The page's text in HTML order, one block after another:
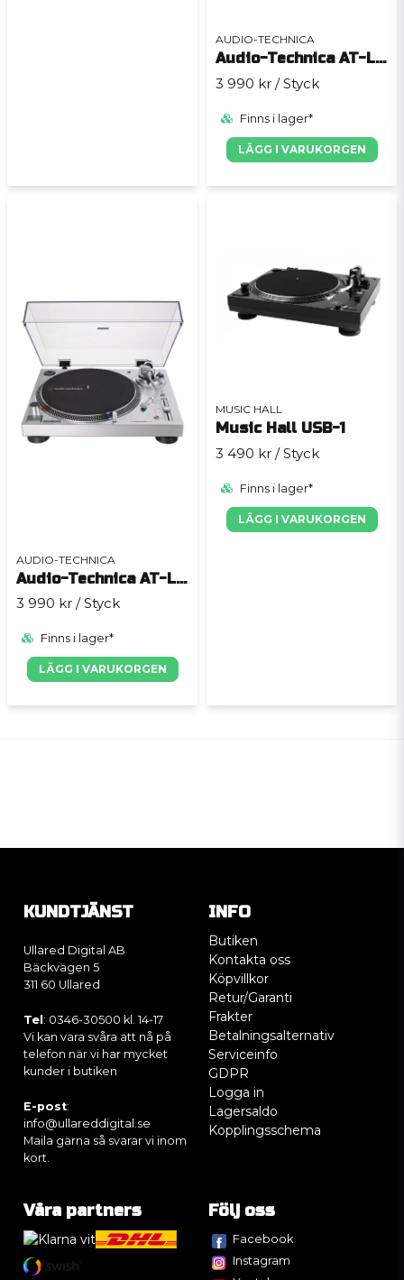
AUDIO-TECHNICA
Audio-Technica AT-LP120XUSB Svart
3 990 kr / Styck
Finns i lager*
LÄGG I VARUKORGEN
AUDIO-TECHNICA
Audio-Technica AT-LP120XUSB Silver
3 990 kr / Styck
Finns i lager*
LÄGG I VARUKORGEN
MUSIC HALL
Music Hall USB-1
3 490 kr / Styck
Finns i lager*
LÄGG I VARUKORGEN
KUNDTJÄNST
Ullared Digital AB
Bäckvägen 5
311 60 Ullared
Tel : 0346-30500 kl. 14-17
Vi kan vara svåra att nå på
telefon när vi har mycket
kunder i butiken
E-post:
info@ullareddigital.se
Maila gärna så svarar vi inom
kort.
INFO
Butiken
Kontakta oss
Köpvillkor
Retur/Garanti
Frakter
Betalningsalternativ
Serviceinfo
GDPR
Logga in
Lagersaldo
Kopplingsschema
Våra partners Följ oss
Facebook
Instagram